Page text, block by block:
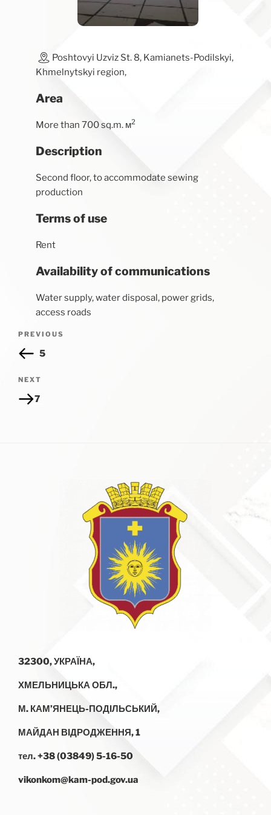
Poshtovyi Uzviz St. 8, Kamianets-Podilskyi,
Khmelnytskyi region,
Area
More than 700 sq.m. м2
Description
Second floor, to accommodate sewing
production
Terms of use
Rent
Availability of communications
Water supply, water disposal, power grids,
access roads
PREVIOUS
5
Next
Post
NEXT
7
32300, УКРАЇНА,
ХМЕЛЬНИЦЬКА ОБЛ.,
М. КАМ’ЯНЕЦЬ-ПОДІЛЬСЬКИЙ,
МАЙДАН ВІДРОДЖЕННЯ, 1
тел. +38 (03849) 5-16-50
vikonkom@kam-pod.gov.ua